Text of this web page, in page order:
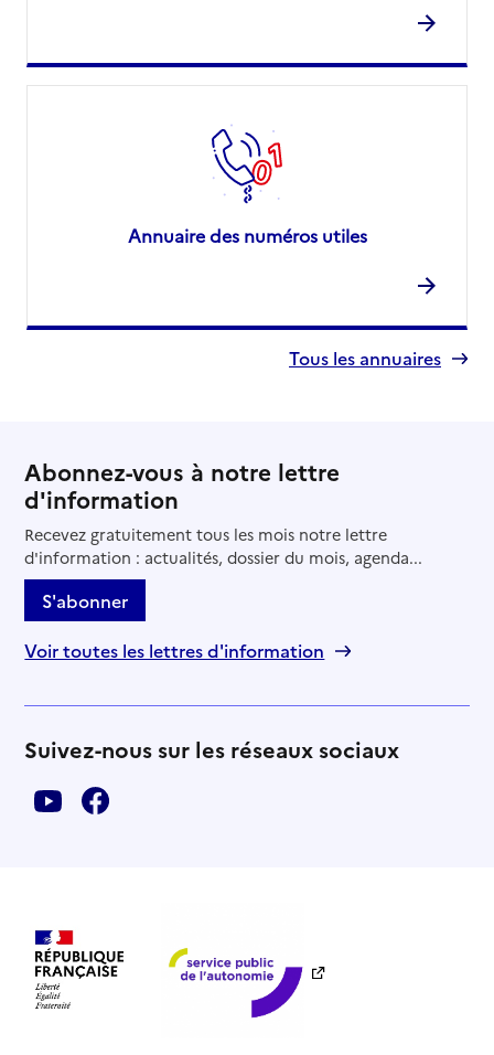
Annuaire des numéros utiles
Tous les annuaires
Abonnez-vous à notre lettre
d'information
Recevez gratuitement tous les mois notre lettre
d'information : actualités, dossier du mois, agenda...
S'abonner
Voir toutes les lettres d'information
Suivez-nous sur les réseaux sociaux